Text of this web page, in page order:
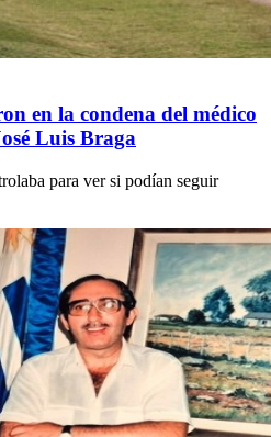
en la condena del médico
Luis Braga
para ver si podían seguir